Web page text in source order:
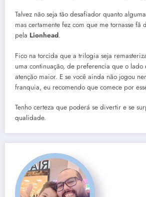
Talvez não seja tão desafiador quanto
mas certamente fez com que me tornasse fã
pela Lionhead.
Fico na torcida que a trilogia seja
uma continuação, de preferencia que o lado
atenção maior. E se você ainda não jogou
franquia, eu recomendo que comece por
Tenho certeza que poderá se divertir e se
qualidade.